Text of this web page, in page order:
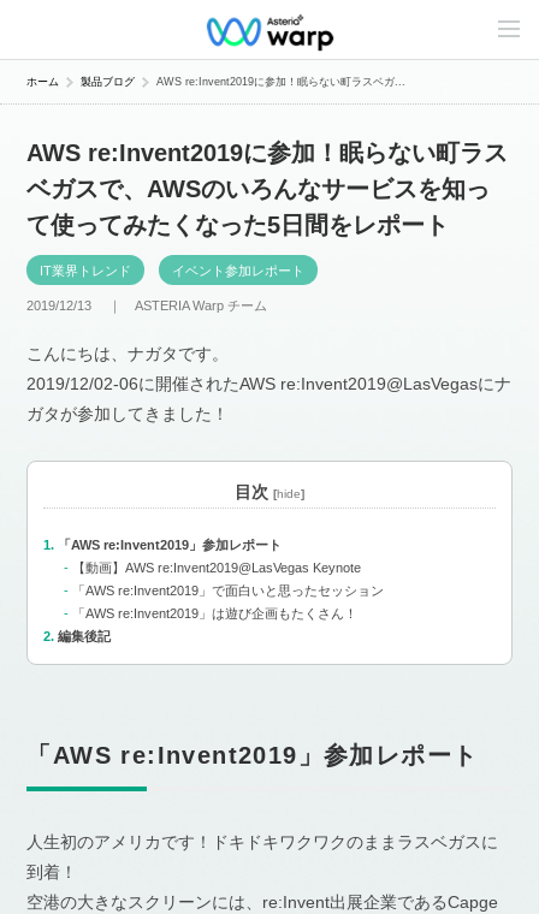
C
n
e
ホーム 製品ブログ AWS re:Invent2019に参加！眠らない町ラスベガ...
AWS re:Invent2019に参加！眠らない町ラス
ベガスで、AWSのいろんなサービスを知っ
て使ってみたくなった5日間をレポート
IT業界トレンド イベント参加レポート
2019/12/13 ｜ASTERIA Warp チーム
こんにちは、ナガタです。
2019/12/02-06に開催されたAWS re:Invent2019@LasVegasにナ
ガタが参加してきました！
目次 [hide]
「AWS re:Invent2019」参加レポート
【動画】AWS re:Invent2019@LasVegas Keynote
「AWS re:Invent2019」で面白いと思ったセッション
「AWS re:Invent2019」は遊び企画もたくさん！
編集後記
「AWS re:Invent2019」参加レポート
人生初のアメリカです！ドキドキワクワクのままラスベガスに
到着！
空港の大きなスクリーンには、re:Invent出展企業であるCapge